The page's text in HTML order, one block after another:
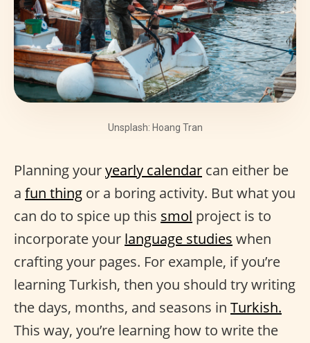
Unsplash: Hoang Tran
Planning youryearly calendar can either be
a fun thing or a boring activity. But what you
can do to spice up this smol project is to
incorporate your language studies when
crafting your pages. For example, if you’re
learning Turkish, then you should try writing
the days, months, and seasons in Turkish.
This way, you’re learning how to write the